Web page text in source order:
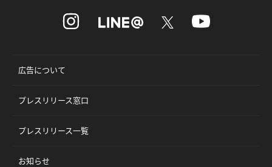
広告について
プレスリリース窓口
プレスリリース一覧
お知らせ